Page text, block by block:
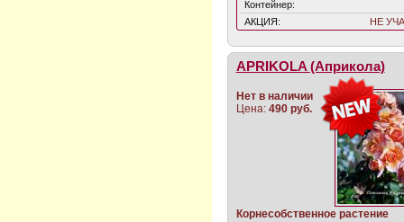
Контейнер:
АКЦИЯ:
НЕ
APRIKOLA (Априкола)
Нет в наличии
Цена: 490 руб.
Корнесобственное растение